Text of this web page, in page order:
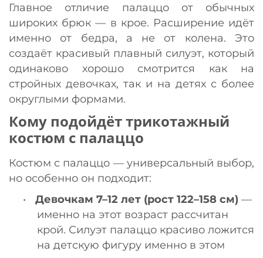
Главное отличие палаццо от обычных
широких брюк — в крое. Расширение идёт
именно от бедра, а не от колена. Это
создаёт красивый плавный силуэт, который
одинаково хорошо смотрится как на
стройных девочках, так и на детях с более
округлыми формами.
Кому подойдёт трикотажный
костюм с палаццо
Костюм с палаццо — универсальный выбор,
но особенно он подходит:
•
Девочкам 7–12 лет (рост 122–158 см) —
именно на этот возраст рассчитан
крой. Силуэт палаццо красиво ложится
на детскую фигуру именно в этом